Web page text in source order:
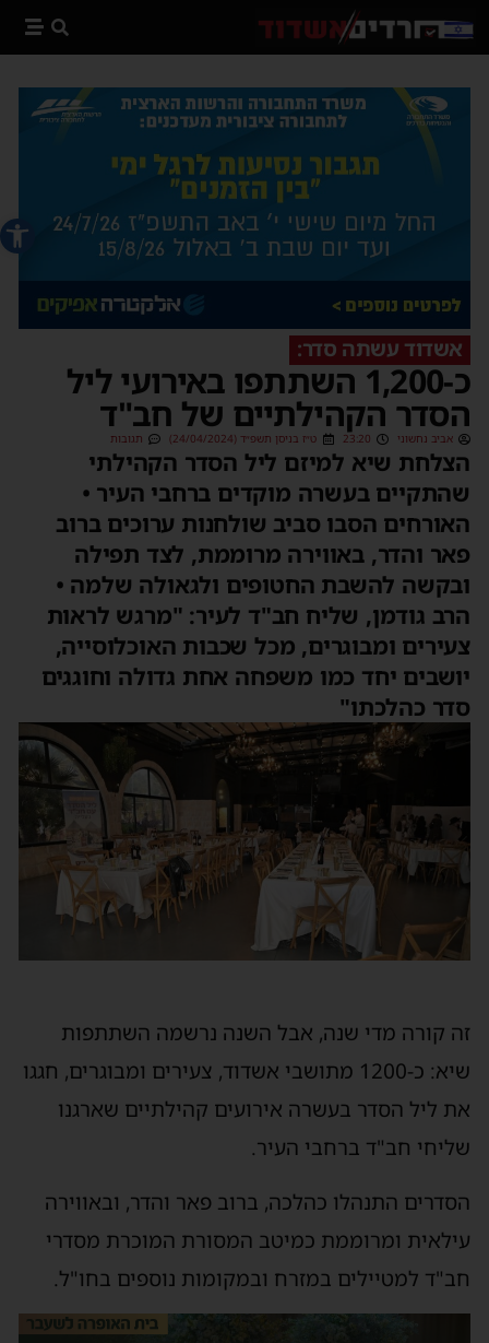
פתח
אשדוד עשתה סדר:
כ-1,200 השתתפו באירועי ליל
הסדר הקהילתיים של חב"ד
אביב נחשוני 23:20 ט״ז בניסן תשפ״ד (24/04/2024) תגובות
הצלחת שיא למיזם ליל הסדר הקהילתי
שהתקיים בעשרה מוקדים ברחבי העיר •
האורחים הסבו סביב שולחנות ערוכים ברוב
פאר והדר, באווירה מרוממת, לצד תפילה
ובקשה להשבת החטופים ולגאולה שלמה •
הרב גודמן, שליח חב"ד לעיר: "מרגש לראות
צעירים ומבוגרים, מכל שכבות האוכלוסייה,
יושבים יחד כמו משפחה אחת גדולה וחוגגים
סדר כהלכתו"
זה קורה מדי שנה, אבל השנה נרשמה השתתפות
שיא: כ-1200 מתושבי אשדוד, צעירים ומבוגרים, חגגו
את ליל הסדר בעשרה אירועים קהילתיים שארגנו
שליחי חב"ד ברחבי העיר.
הסדרים התנהלו כהלכה, ברוב פאר והדר, ובאווירה
עילאית ומרוממת כמיטב המסורת המוכרת מסדרי
חב"ד למטיילים במזרח ובמקומות נוספים בחו"ל.